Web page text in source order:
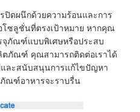
ปิดผนึกด้วยความร้อนและการ
โซลูชั่นที่ตรงเป้าหมาย หากคุณ
จุภัณฑ์แบบพิเศษหรือประสบ
ภัณฑ์ คุณสามารถติดต่อเราได้
และสนับสนุนการแก้ไขปัญหา
ภัณฑ์อาหารจะราบรื่น